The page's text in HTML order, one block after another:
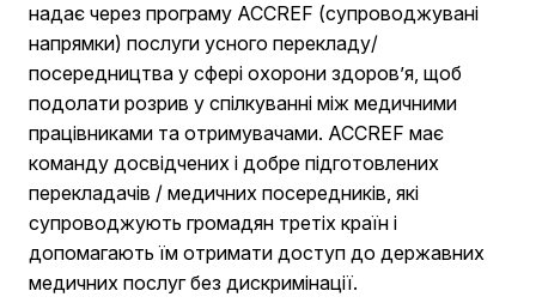
надає через програму ACCREF (супроводжувані
напрямки) послуги усного перекладу/
посередництва у сфері охорони здоров’я, щоб
подолати розрив у спілкуванні між медичними
працівниками та отримувачами. ACCREF має
команду досвідчених і добре підготовлених
перекладачів / медичних посередників, які
супроводжують громадян третіх країн і
допомагають їм отримати доступ до державних
медичних послуг без дискримінації.